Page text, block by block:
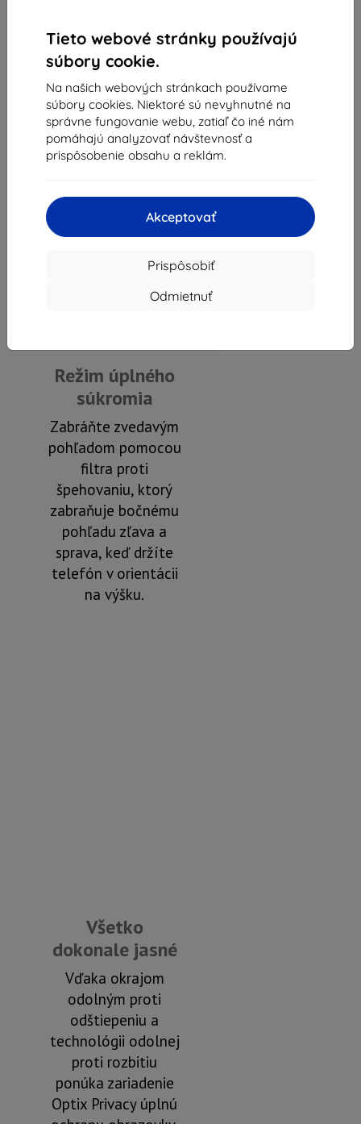
Tieto webové stránky používajú
súbory cookie.
Na našich webových stránkach používame
súbory cookies. Niektoré sú nevyhnutné na
správne fungovanie webu, zatiaľ čo iné nám
pomáhajú analyzovať návštevnosť a
prispôsobenie obsahu a reklám.
Akceptovať
Prispôsobiť
Odmietnuť
nárazmi a
zvedavými pohľadmi
s obojsmerným
filtrom na ochranu
súkromia. Vďaka
optimalizovanej
zobrazeniu nie je
narušené rozlíšenie
zaručuje najlepší
možný zážitok zo
Režim úplného
súkromia
Zabráňte zvedavým
pohľadom pomocou
filtra proti
špehovaniu, ktorý
zabraňuje bočnému
pohľadu zľava a
sprava, keď držíte
telefón v orientácii
na výšku.
Všetko
dokonale jasné
Vďaka okrajom
odolným proti
odštiepeniu a
technológii odolnej
proti rozbitiu
ponúka zariadenie
Optix Privacy úplnú